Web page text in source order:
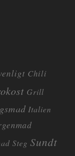
Chili
Grill
Italien
Steg Sundt